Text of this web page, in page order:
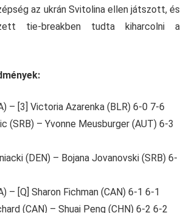
az ukrán Svitolina ellen játszott, és
tie-breakben tudta kiharcolni a
– [3] Victoria Azarenka (BLR) 6-0 7-6
(SRB) – Yvonne Meusburger (AUT) 6-3
(DEN) – Bojana Jovanovski (SRB) 6-
– [Q] Sharon Fichman (CAN) 6-1 6-1
(CAN) – Shuai Peng (CHN) 6-2 6-2